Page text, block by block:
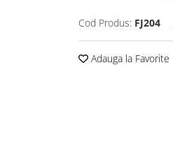
Cod Produs: FJ204
Adauga la Favorite